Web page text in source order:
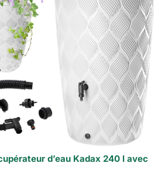
d’eau Kadax 240 l avec